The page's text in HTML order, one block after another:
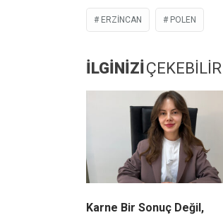
ERZINCAN POLEN
İLGİNİZİÇEKEBİLİR
Karne Bir Sonuç Değil,